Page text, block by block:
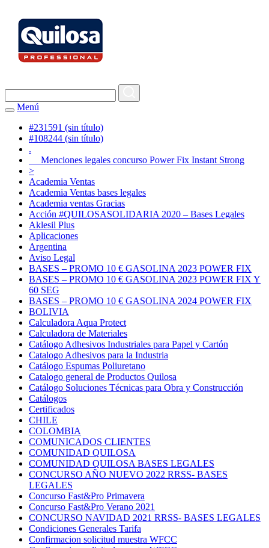
Menú
#231591 (sin título)
#108244 (sin título)
.
Menciones legales concurso Power Fix Instant Strong
>
Academia Ventas
Academia Ventas bases legales
Academia ventas Gracias
Acción #QUILOSASOLIDARIA 2020 – Bases Legales
Aklesil Plus
Aplicaciones
Argentina
Aviso Legal
BASES – PROMO 10 € GASOLINA 2023 POWER FIX
BASES – PROMO 10 € GASOLINA 2023 POWER FIX Y
60 SEG
BASES – PROMO 10 € GASOLINA 2024 POWER FIX
BOLIVIA
Calculadora Aqua Protect
Calculadora de Materiales
Catálogo Adhesivos Industriales para Papel y Cartón
Catalogo Adhesivos para la Industria
Catálogo Espumas Poliuretano
Catalogo general de Productos Quilosa
Catálogo Soluciones Técnicas para Obra y Construcción
Catálogos
Certificados
CHILE
COLOMBIA
COMUNICADOS CLIENTES
COMUNIDAD QUILOSA
COMUNIDAD QUILOSA BASES LEGALES
CONCURSO AÑO NUEVO 2022 RRSS- BASES
LEGALES
Concurso Fast&Pro Primavera
Concurso Fast&Pro Verano 2021
CONCURSO NAVIDAD 2021 RRSS- BASES LEGALES
Condiciones Generales Tarifa
Confirmacion solicitud muestra WFCC